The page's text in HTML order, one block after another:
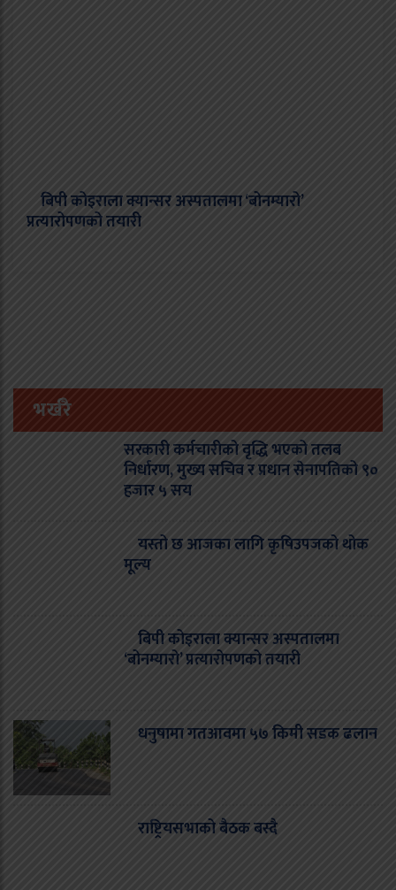
बिपी कोइराला क्यान्सर अस्पतालमा ‘बोनम्यारो’
प्रत्यारोपणको तयारी
भर्खरै
सरकारी कर्मचारीको वृद्धि भएको तलब
निर्धारण, मुख्य सचिव र प्रधान सेनापतिको ९०
हजार ५ सय
यस्तो छ आजका लागि कृषिउपजको थोक
मूल्य
बिपी कोइराला क्यान्सर अस्पतालमा
‘बोनम्यारो’ प्रत्यारोपणको तयारी
धनुषामा गतआवमा ५७ किमी सडक ढलान
राष्ट्रियसभाको बैठक बस्दै